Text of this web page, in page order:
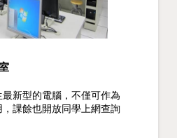
新型的電腦，不僅可作為
課餘也開放同學上網查詢